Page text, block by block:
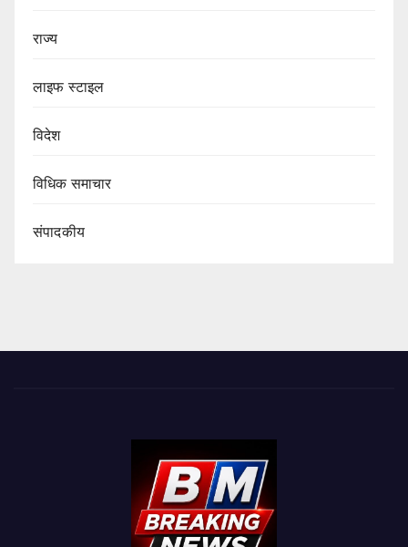
राज्य
लाइफ स्टाइल
विदेश
विधिक समाचार
संपादकीय